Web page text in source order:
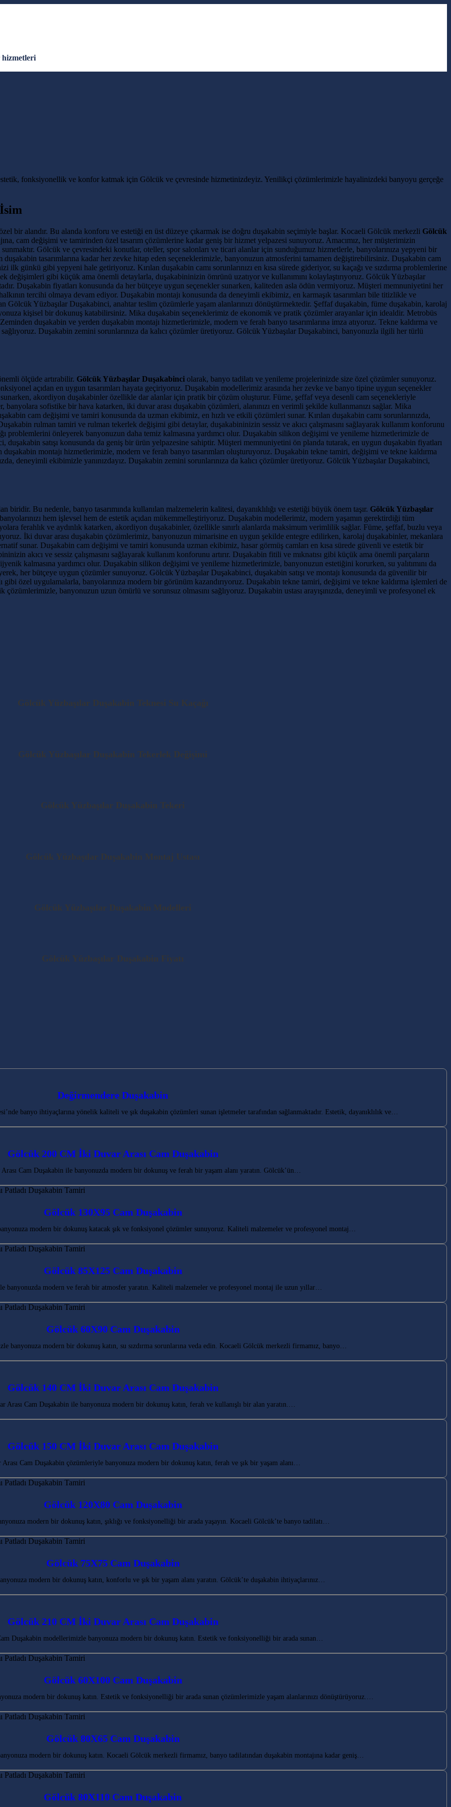
fonksiyonellik ve konfor katmak için Gölcük ve çevresinde hizmetinizdeyiz. Yenilikçi çözümlerimizle hayalinizdeki banyoyu gerçeğe
bir alandır. Bu alanda konforu ve estetiği en üst düzeye çıkarmak ise doğru duşakabin seçimiyle başlar. Kocaeli Gölcük merkezli Gölcük
cam değişimi ve tamirinden özel tasarım çözümlerine kadar geniş bir hizmet yelpazesi sunuyoruz. Amacımız, her müşterimizin
Gölcük ve çevresindeki konutlar, oteller, spor salonları ve ticari alanlar için sunduğumuz hizmetlerle, banyolarınıza yepyeni bir
tasarımlarına kadar her zevke hitap eden seçeneklerimizle, banyonuzun atmosferini tamamen değiştirebilirsiniz. Duşakabin cam
günkü gibi yepyeni hale getiriyoruz. Kırılan duşakabin camı sorunlarınızı en kısa sürede gideriyor, su kaçağı ve sızdırma problemlerine
değişimleri gibi küçük ama önemli detaylarla, duşakabininizin ömrünü uzatıyor ve kullanımını kolaylaştırıyoruz. Gölcük Yüzbaşılar
Duşakabin fiyatları konusunda da her bütçeye uygun seçenekler sunarken, kaliteden asla ödün vermiyoruz. Müşteri memnuniyetini her
tercihi olmaya devam ediyor. Duşakabin montajı konusunda da deneyimli ekibimiz, en karmaşık tasarımları bile titizlikle ve
Gölcük Yüzbaşılar Duşakabinci, anahtar teslim çözümlerle yaşam alanlarınızı dönüştürmektedir. Şeffaf duşakabin, füme duşakabin, karolaj
kişisel bir dokunuş katabilirsiniz. Mika duşakabin seçeneklerimiz de ekonomik ve pratik çözümler arayanlar için idealdir. Metrobüs
duşakabin ve yerden duşakabin montajı hizmetlerimizle, modern ve ferah banyo tasarımlarına imza atıyoruz. Tekne kaldırma ve
Duşakabin zemini sorunlarınıza da kalıcı çözümler üretiyoruz. Gölcük Yüzbaşılar Duşakabinci, banyonuzla ilgili her türlü
ölçüde artırabilir. Gölcük Yüzbaşılar Duşakabinci olarak, banyo tadilatı ve yenileme projelerinizde size özel çözümler sunuyoruz.
açıdan en uygun tasarımları hayata geçiriyoruz. Duşakabin modellerimiz arasında her zevke ve banyo tipine uygun seçenekler
akordiyon duşakabinler özellikle dar alanlar için pratik bir çözüm oluşturur. Füme, şeffaf veya desenli cam seçenekleriyle
sofistike bir hava katarken, iki duvar arası duşakabin çözümleri, alanınızı en verimli şekilde kullanmanızı sağlar. Mika
cam değişimi ve tamiri konusunda da uzman ekibimiz, en hızlı ve etkili çözümleri sunar. Kırılan duşakabin camı sorunlarınızda,
rulman tamiri ve rulman tekerlek değişimi gibi detaylar, duşakabininizin sessiz ve akıcı çalışmasını sağlayarak kullanım konforunu
problemlerini önleyerek banyonuzun daha temiz kalmasına yardımcı olur. Duşakabin silikon değişimi ve yenileme hizmetlerimizle de
satışı konusunda da geniş bir ürün yelpazesine sahiptir. Müşteri memnuniyetini ön planda tutarak, en uygun duşakabin fiyatları
montajı hizmetlerimizle, modern ve ferah banyo tasarımları oluşturuyoruz. Duşakabin tekne tamiri, değişimi ve tekne kaldırma
deneyimli ekibimizle yanınızdayız. Duşakabin zemini sorunlarınıza da kalıcı çözümler üretiyoruz. Gölcük Yüzbaşılar Duşakabinci,
biridir. Bu nedenle, banyo tasarımında kullanılan malzemelerin kalitesi, dayanıklılığı ve estetiği büyük önem taşır. Gölcük Yüzbaşılar
hem işlevsel hem de estetik açıdan mükemmelleştiriyoruz. Duşakabin modellerimiz, modern yaşamın gerektirdiği tüm
ferahlık ve aydınlık katarken, akordiyon duşakabinler, özellikle sınırlı alanlarda maksimum verimlilik sağlar. Füme, şeffaf, buzlu veya
İki duvar arası duşakabin çözümlerimiz, banyonuzun mimarisine en uygun şekilde entegre edilirken, karolaj duşakabinler, mekanlara
sunar. Duşakabin cam değişimi ve tamiri konusunda uzman ekibimiz, hasar görmüş camları en kısa sürede güvenli ve estetik bir
akıcı ve sessiz çalışmasını sağlayarak kullanım konforunu artırır. Duşakabin fitili ve mıknatısı gibi küçük ama önemli parçaların
kalmasına yardımcı olur. Duşakabin silikon değişimi ve yenileme hizmetlerimizle, banyonuzun estetiğini korurken, su yalıtımını da
her bütçeye uygun çözümler sunuyoruz. Gölcük Yüzbaşılar Duşakabinci, duşakabin satışı ve montajı konusunda da güvenilir bir
özel uygulamalarla, banyolarınıza modern bir görünüm kazandırıyoruz. Duşakabin tekne tamiri, değişimi ve tekne kaldırma işlemleri de
çözümlerimizle, banyonuzun uzun ömürlü ve sorunsuz olmasını sağlıyoruz. Duşakabin ustası arayışınızda, deneyimli ve profesyonel ek
Gölcük Yüzbaşılar Duşakabin Teknesi Su Kaçağı
Gölcük Yüzbaşılar Duşakabin Tekerlek Değişimi
Gölcük Yüzbaşılar Duşakabin Tekeri
Gölcük Yüzbaşılar Duşakabin Montaj Ustası
Gölcük Yüzbaşılar Duşakabin Modelleri
Gölcük Yüzbaşılar Duşakabin Fiyatı
Değirmendere Duşakabin
banyo ihtiyaçlarına yönelik kaliteli ve şık duşakabin çözümleri sunan işletmeler tarafından sağlanmaktadır. Estetik, dayanıklılık ve…
Gölcük 200 CM İki Duvar Arası Cam Duşakabin
Cam Duşakabin ile banyonuzda modern bir dokunuş ve ferah bir yaşam alanı yaratın. Gölcük’ün…
Gölcük 130X95 Cam Duşakabin
modern bir dokunuş katacak şık ve fonksiyonel çözümler sunuyoruz. Kaliteli malzemeler ve profesyonel montaj…
Gölcük 85X125 Cam Duşakabin
banyonuzda modern ve ferah bir atmosfer yaratın. Kaliteli malzemeler ve profesyonel montaj ile uzun yıllar…
Gölcük 60X90 Cam Duşakabin
banyonuza modern bir dokunuş katın, su sızdırma sorunlarına veda edin. Kocaeli Gölcük merkezli firmamız, banyo…
Gölcük 140 CM İki Duvar Arası Cam Duşakabin
Arası Cam Duşakabin ile banyonuza modern bir dokunuş katın, ferah ve kullanışlı bir alan yaratın.…
Gölcük 150 CM İki Duvar Arası Cam Duşakabin
Cam Duşakabin çözümleriyle banyonuza modern bir dokunuş katın, ferah ve şık bir yaşam alanı…
Gölcük 120X80 Cam Duşakabin
modern bir dokunuş katın, şıklığı ve fonksiyonelliği bir arada yaşayın. Kocaeli Gölcük’te banyo tadilatı…
Gölcük 75X75 Cam Duşakabin
modern bir dokunuş katın, konforlu ve şık bir yaşam alanı yaratın. Gölcük’te duşakabin ihtiyaçlarınız…
Gölcük 210 CM İki Duvar Arası Cam Duşakabin
Duşakabin modellerimizle banyonuza modern bir dokunuş katın. Estetik ve fonksiyonelliği bir arada sunan…
Gölcük 60X100 Cam Duşakabin
modern bir dokunuş katın. Estetik ve fonksiyonelliği bir arada sunan çözümlerimizle yaşam alanlarınızı dönüştürüyoruz.…
Gölcük 80X65 Cam Duşakabin
modern bir dokunuş katın. Kocaeli Gölcük merkezli firmamız, banyo tadilatından duşakabin montajına kadar geniş…
Gölcük 80X110 Cam Duşakabin